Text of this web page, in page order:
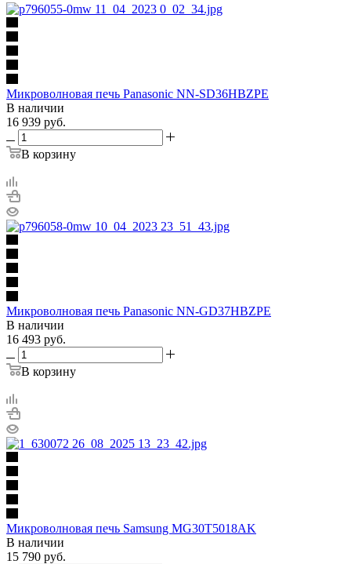
Микроволновая печь Panasonic NN-SD36HBZPE
В наличии
16 939 руб.
В корзину
Микроволновая печь Panasonic NN-GD37HBZPE
В наличии
16 493 руб.
В корзину
Микроволновая печь Samsung MG30T5018AK
В наличии
15 790 руб.